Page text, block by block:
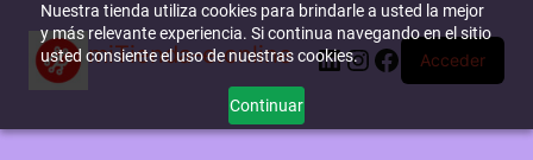
Nuestra tienda utiliza cookies para brindarle a usted la mejor
y más relevante experiencia. Si continua navegando en el sitio
usted consiente el uso de nuestras cookies.
Continuar
miTienda-e.online LinkedIn
Instagram
Facebook
Acceder